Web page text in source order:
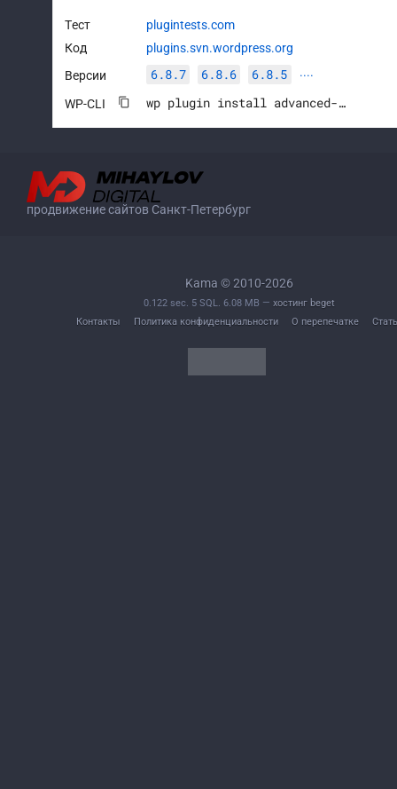
Тест
plugintests.com
Код
plugins.svn.wordpress.org
Версии
6.8.7 6.8.6 6.8.5 ····
WP-CLI wp plugin install advanced-custom-fields --activate
продвижение сайтов Санкт-Петербург
Kama © 2010-2026
0.122 sec. 5 SQL. 6.08 MB — хостинг beget
Контакты
Политика конфиденциальности О перепечатке